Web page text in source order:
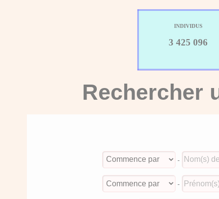
INDIVIDUS
3 425 096
Rechercher
-
-